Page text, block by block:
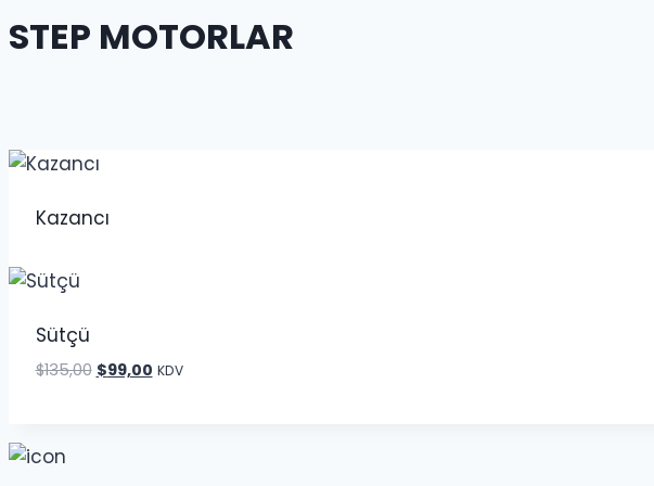
STEP MOTORLAR
Kazancı
Sütçü
$135,00 Orijinal
$99,00Şu
KDV